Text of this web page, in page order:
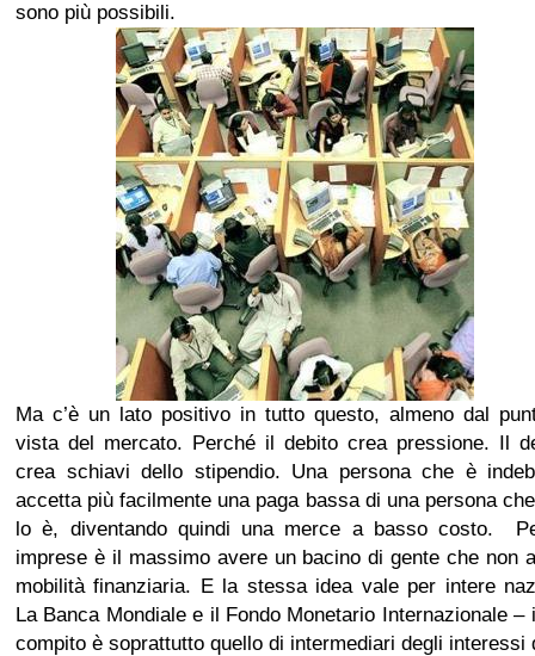
sono più possibili.
Ma c’è un lato positivo in tutto questo, almeno dal
vista del mercato. Perché il debito crea pressione. Il
crea schiavi dello stipendio. Una persona che è
accetta più facilmente una paga bassa di una persona
lo è, diventando quindi una merce a basso costo.
imprese è il massimo avere un bacino di gente che non
mobilità finanziaria. E la stessa idea vale per intere
La Banca Mondiale e il Fondo Monetario Internazionale –
compito è soprattutto quello di intermediari degli interessi